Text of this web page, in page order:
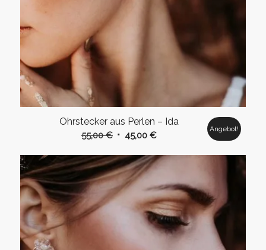
Ohrstecker aus Perlen – Ida
55,00€ Ursprünglicher
war:
55,00 €
45,00 €Aktueller
ist:
Angebot!